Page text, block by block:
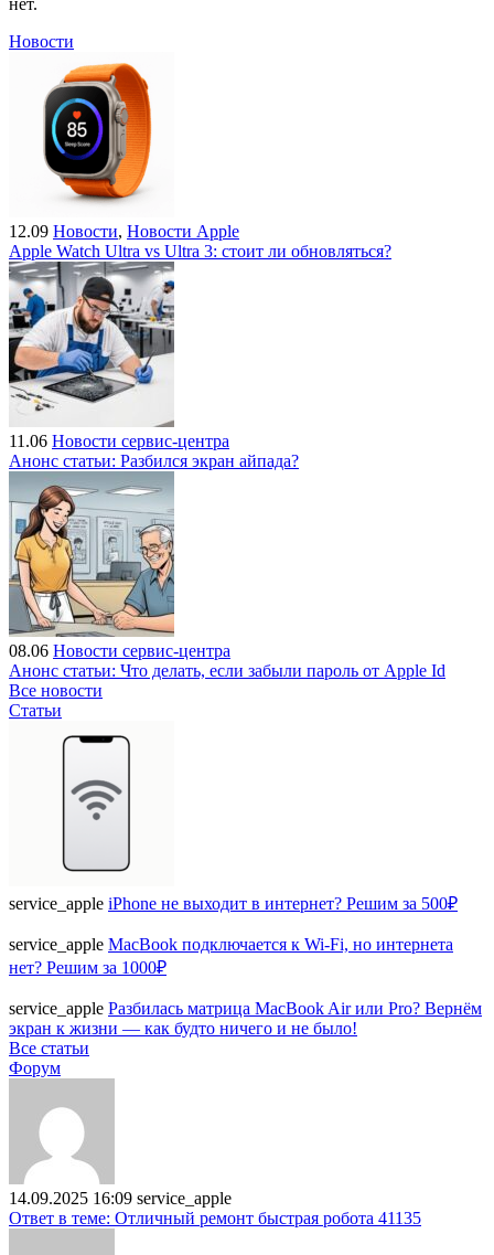
нет.
Новости
12.09 Новости, Новости Apple
Apple Watch Ultra vs Ultra 3: стоит ли обновляться?
11.06 Новости сервис-центра
Анонс статьи: Разбился экран айпада?
08.06 Новости сервис-центра
Анонс статьи: Что делать, если забыли пароль от Apple Id
Все новости
Статьи
service_apple iPhone не выходит в интернет? Решим за 500₽
service_apple MacBook подключается к Wi-Fi, но интернета
нет? Решим за 1000₽
service_apple Разбилась матрица MacBook Air или Pro? Вернём
экран к жизни — как будто ничего и не было!
Все статьи
Форум
14.09.2025 16:09 service_apple
Ответ в теме: Отличный ремонт быстрая робота 41135